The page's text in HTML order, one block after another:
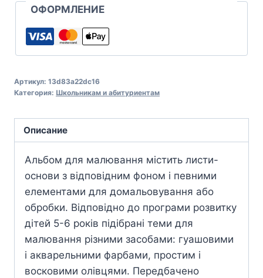
ОФОРМЛЕНИЕ
Артикул: 13d83a22dc16
Категория: Школьникам и абитуриентам
Описание
Альбом для малювання містить листи-
основи з відповідним фоном і певними
елементами для домальовування або
обробки. Відповідно до програми розвитку
дітей 5-6 років підібрані теми для
малювання різними засобами: гуашовими
і акварельними фарбами, простим і
восковими олівцями. Передбачено